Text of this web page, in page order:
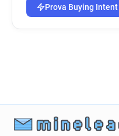
r*******@ecologique-
c*********@ecologique-
Prova Buying Intent